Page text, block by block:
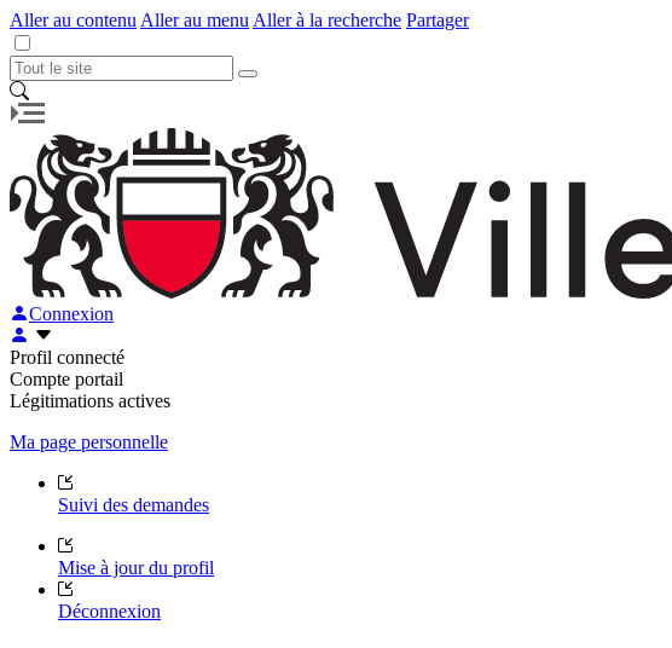
Aller au contenu Aller au menu Aller à la recherche Partager
Connexion
Profil connecté
Compte portail
Légitimations actives
Ma page personnelle
Suivi des demandes
Mise à jour du profil
Déconnexion